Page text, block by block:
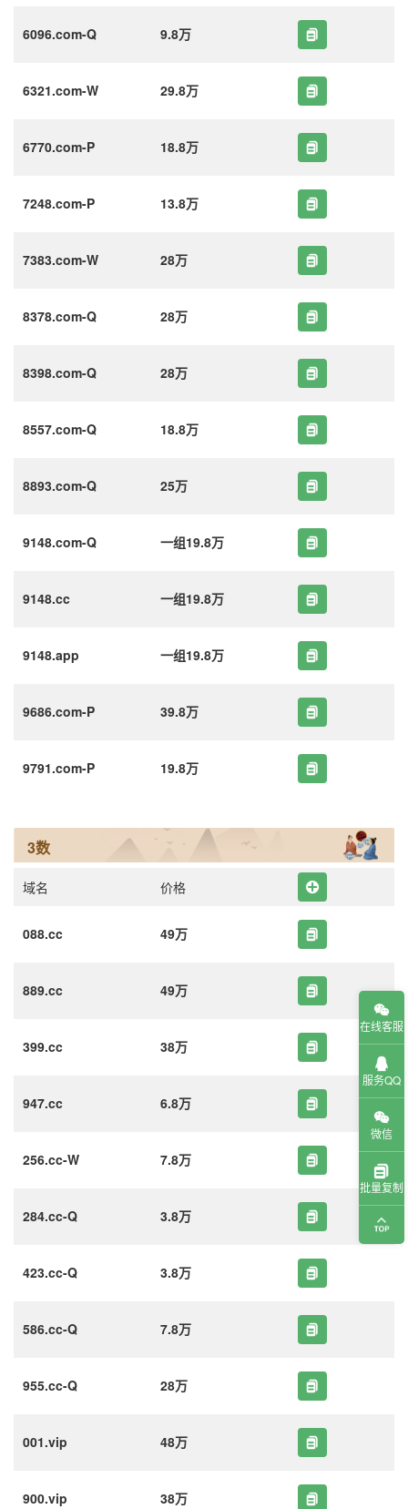
6096.com-Q 9.8万
6321.com-W 29.8万
6770.com-P 18.8万
7248.com-P 13.8万
7383.com-W 28万
8378.com-Q 28万
8398.com-Q 28万
8557.com-Q 18.8万
8893.com-Q 25万
9148.com-Q 一组19.8万
9148.cc 一组19.8万
9148.app 一组19.8万
9686.com-P 39.8万
9791.com-P 19.8万
3数
域名 价格
088.cc 49万
889.cc 49万
399.cc 38万
947.cc 6.8万
256.cc-W 7.8万
284.cc-Q 3.8万
423.cc-Q 3.8万
586.cc-Q 7.8万
955.cc-Q 28万
001.vip 48万
900.vip 38万
在线客服
服务QQ
微信
批量复制